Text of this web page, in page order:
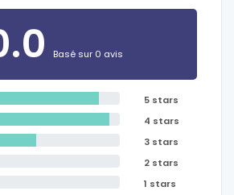
Basé sur 0 avis
5 stars
4 stars
3 stars
2 stars
1 stars